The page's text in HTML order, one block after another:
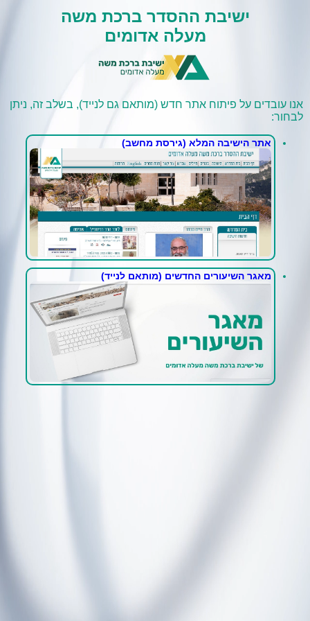
ישיבת ההסדר ברכת משה
מעלה אדומים
אנו עובדים על פיתוח אתר חדש (מותאם גם לנייד), בשלב זה, ניתן
לבחור:
אתר הישיבה המלא (גירסת מחשב)
מאגר השיעורים החדשים (מותאם לנייד)